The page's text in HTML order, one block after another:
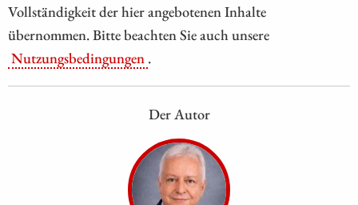
Vollständigkeit der hier angebotenen Inhalte
übernommen. Bitte beachten Sie auch unsere
Nutzungsbedingungen .
Der Autor